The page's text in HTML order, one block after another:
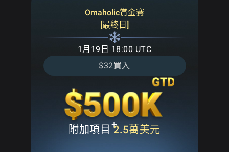
Omaholic賞金賽
[最終日]
1月19日 18:00 UTC
$32買入
+
附加項目2.5萬美元